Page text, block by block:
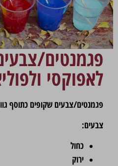
פגמנטים/
לאפוקסי
פגמנטים/צבעים שקופים כתוסף
צבעים:
כחול
ירוק